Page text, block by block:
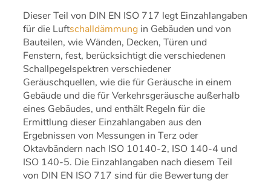
Dieser Teil von DIN EN ISO 717 legt Einzahlangaben
für die Luftschalldämmung in Gebäuden und von
Bauteilen, wie Wänden, Decken, Türen und
Fenstern, fest, berücksichtigt die verschiedenen
Schallpegelspektren verschiedener
Geräuschquellen, wie die für Geräusche in einem
Gebäude und die für Verkehrsgeräusche außerhalb
eines Gebäudes, und enthält Regeln für die
Ermittlung dieser Einzahlangaben aus den
Ergebnissen von Messungen in Terz oder
Oktavbändern nach ISO 10140-2, ISO 140-4 und
ISO 140-5. Die Einzahlangaben nach diesem Teil
von DIN EN ISO 717 sind für die Bewertung der